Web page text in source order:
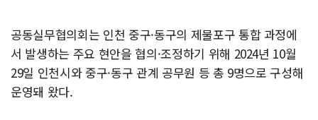
공동실무협의회는 인천 중구·동구의 제물포구 통합 과정에
서 발생하는 주요 현안을 협의·조정하기 위해 2024년 10월
29일 인천시와 중구·동구 관계 공무원 등 총 9명으로 구성해
운영돼 왔다.